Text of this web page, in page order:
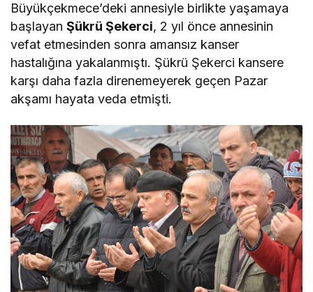
Büyükçekmece’deki annesiyle birlikte yaşamaya
başlayanŞükrü Şekerci, 2 yıl önce annesinin
vefat etmesinden sonra amansız kanser
hastalığına yakalanmıştı. Şükrü Şekerci kansere
karşı daha fazla direnemeyerek geçen Pazar
akşamı hayata veda etmişti.